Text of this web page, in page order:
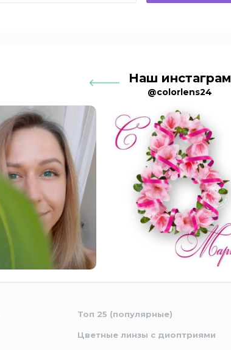
Наш инстаграм
@colorlens24
Топ 25 (популярные)
Цветные линзы с диоптриями